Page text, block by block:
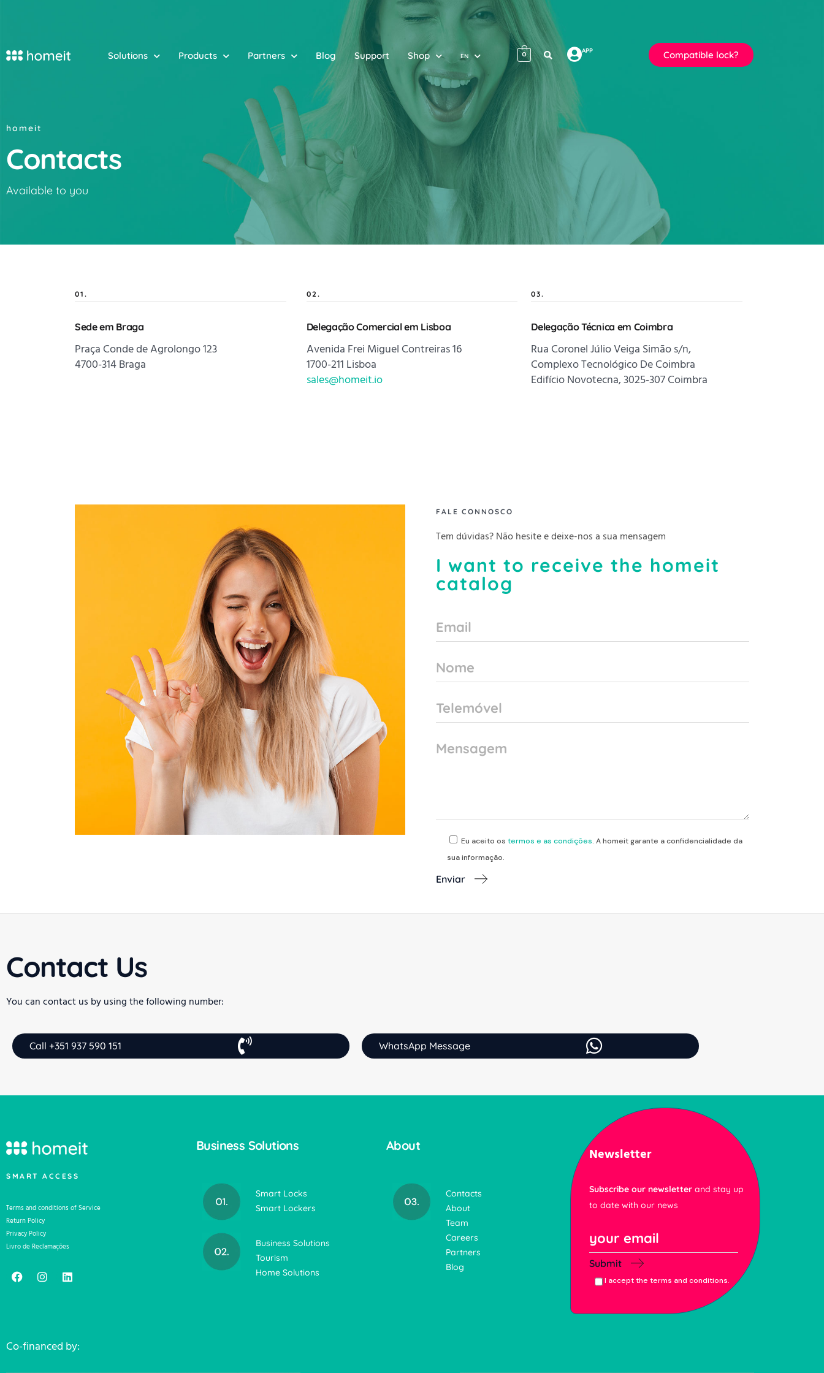
Solutions Products Partners Blog Support Shop EN 0
APP Compatible lock?
homeit
Contacts
Available to you
01.
Sede em Braga
Praça Conde de Agrolongo 123
4700-314 Braga
02.
Delegação Comercial em Lisboa
Avenida Frei Miguel Contreiras 16
1700-211 Lisboa
sales@homeit.io
03.
Delegação Técnica em Coimbra
Rua Coronel Júlio Veiga Simão s/n,
Complexo Tecnológico De Coimbra
Edifício Novotecna, 3025-307 Coimbra
FALE CONNOSCO
Tem dúvidas? Não hesite e deixe-nos a sua mensagem
I want to receive the homeit
catalog
Eu aceito ostermos e as condições. A homeit garante a confidencialidade da
sua informação.
Enviar
Contact Us
You can contact us by using the following number:
Call +351 937 590 151 WhatsApp Message
SMART ACCESS
Terms and conditions of Service
Return Policy
Privacy Policy
Livro de Reclamações
Business Solutions
Smart Locks
Smart Lockers
Business Solutions
Tourism
Home Solutions
About
Contacts
About
Team
Careers
Partners
Blog
Newsletter
Subscribe our newsletter and stay up
to date with our news
Submit
I accept the terms and conditions.
Co-financed by: